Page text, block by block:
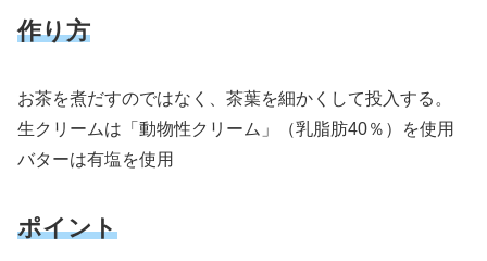
作り方
お茶を煮だすのではなく、茶葉を細かくして投入する。
生クリームは「動物性クリーム」（乳脂肪40％）を使用
バターは有塩を使用
ポイント